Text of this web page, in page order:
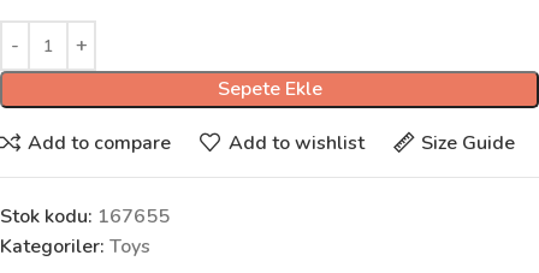
Sepete Ekle
Add to compare Add to wishlist Size Guide
Stok kodu: 167655
Kategoriler: Toys